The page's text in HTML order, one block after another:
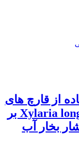
از قارچ های
Pysisporinus vitreus و Xylaria longipes بر
بخار آب